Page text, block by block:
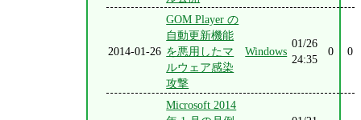
2014-01-26
GOM Player の
自動更新機能
を悪用したマ
ルウェア感染
攻撃
Windows
01/26
24:35
0 0
Microsoft 2014